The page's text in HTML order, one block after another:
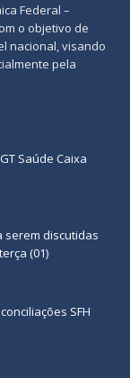
Federal –
o objetivo de
nacional, visando
pela
Saúde Caixa
serem discutidas
(01)
SFH